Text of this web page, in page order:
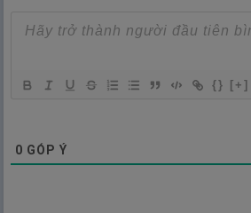
{} [+]
0 GÓP Ý